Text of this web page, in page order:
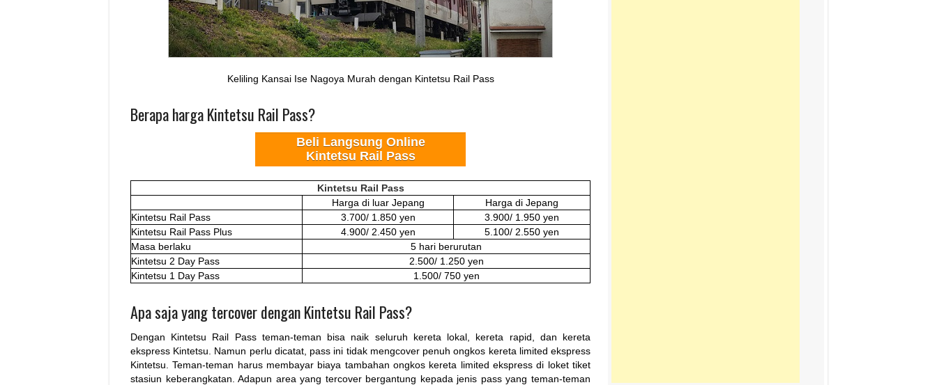
Keliling Kansai Ise Nagoya Murah dengan Kintetsu Rail Pass
Berapa harga Kintetsu Rail Pass?
Beli Langsung Online
Kintetsu Rail Pass
Kintetsu Rail Pass
Harga di luar Jepang
Harga di Jepang
Kintetsu Rail Pass
3.700/ 1.850 yen
3.900/ 1.950 yen
Kintetsu Rail Pass Plus
4.900/ 2.450 yen
5.100/ 2.550 yen
Masa berlaku
5 hari berurutan
Kintetsu 2 Day Pass
2.500/ 1.250 yen
Kintetsu 1 Day Pass
1.500/ 750 yen
Apa saja yang tercover dengan Kintetsu Rail Pass?
Dengan Kintetsu Rail Pass teman-teman bisa naik seluruh kereta lokal, kereta rapid, dan kereta
ekspress Kintetsu. Namun perlu dicatat, pass ini tidak mengcover penuh ongkos kereta limited ekspress
Kintetsu. Teman-teman harus membayar biaya tambahan ongkos kereta limited ekspress di loket tiket
stasiun keberangkatan. Adapun area yang tercover bergantung kepada jenis pass yang teman-teman